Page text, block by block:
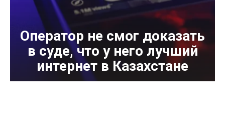
Оператор не смог доказать
в суде, что у него лучший
интернет в Казахстане